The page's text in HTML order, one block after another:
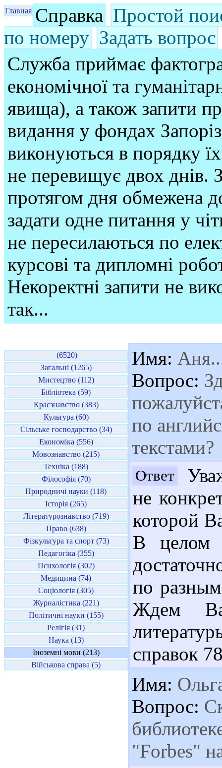
Главная Справка Простой
по номеру Задать вопрос
Служба приймає
економічної та
явища), а також запити
видання у фондах
виконуються в порядку
не перевищує двох днів.
протягом дня обмежена
задати одне питання у
не пересилаються по
курсові та дипломні
Некоректні запити не
так...
(6520)
Загальні (1265)
Мистецтво (112)
Бібліотека (59)
Краєзнавство (383)
Культура (60)
Сільське господарство (34)
Економіка (556)
Мовознавство (215)
Техніка (188)
Філософія (70)
Природничі науки (118)
Історія (265)
Літературознавство (719)
Право (638)
Фізкультура та спорт (73)
Педагогіка (355)
Психологія (302)
Медицина (74)
Соціологія (305)
Журналістика (221)
Політичні науки (155)
Релігія (31)
Наука (13)
Іноземні мови (213)
Військова справа (5)
Имя:
Вопрос:
по
текстами?
Ответ
не
которой
В целом
по
Ждем
справок
Имя:
Вопрос:
"Forbes"